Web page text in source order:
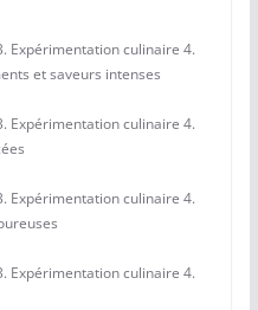
Expérimentation culinaire 4.
et saveurs intenses
Expérimentation culinaire 4.
Expérimentation culinaire 4.
Expérimentation culinaire 4.